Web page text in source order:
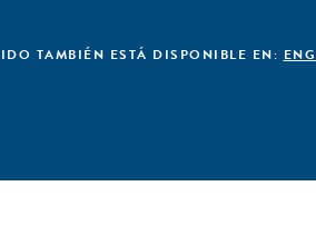
TAMBIÉN ESTÁ DISPONIBLE EN: